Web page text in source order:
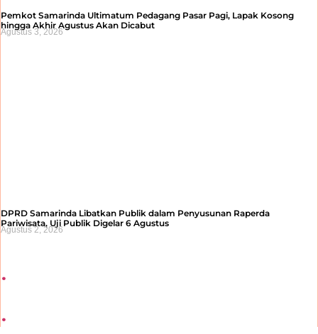
Pemkot Samarinda Ultimatum Pedagang Pasar Pagi, Lapak Kosong
hingga Akhir Agustus Akan Dicabut
Agustus 3, 2026
DPRD Samarinda Libatkan Publik dalam Penyusunan Raperda
Pariwisata, Uji Publik Digelar 6 Agustus
Agustus 2, 2026
.
.